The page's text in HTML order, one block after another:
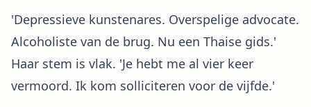
'Depressieve kunstenares. Overspelige advocate.
Alcoholiste van de brug. Nu een Thaise gids.'
Haar stem is vlak. 'Je hebt me al vier keer
vermoord. Ik kom solliciteren voor de vijfde.'